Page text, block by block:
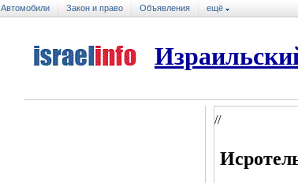
Автомобили Закон и право Объявления ещё
//